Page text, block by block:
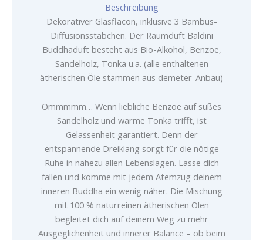
Beschreibung
Dekorativer Glasflacon, inklusive 3 Bambus-
Diffusionsstäbchen. Der Raumduft Baldini
Buddhaduft besteht aus Bio-Alkohol, Benzoe,
Sandelholz, Tonka u.a. (alle enthaltenen
ätherischen Öle stammen aus demeter-Anbau)
Ommmmm… Wenn liebliche Benzoe auf süßes
Sandelholz und warme Tonka trifft, ist
Gelassenheit garantiert. Denn der
entspannende Dreiklang sorgt für die nötige
Ruhe in nahezu allen Lebenslagen. Lasse dich
fallen und komme mit jedem Atemzug deinem
inneren Buddha ein wenig näher. Die Mischung
mit 100 % naturreinen ätherischen Ölen
begleitet dich auf deinem Weg zu mehr
Ausgeglichenheit und innerer Balance – ob beim